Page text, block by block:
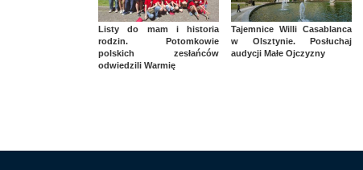
Listy do mam i historia
rodzin. Potomkowie
polskich zesłańców
odwiedzili Warmię
Tajemnice Willi Casablanca
w Olsztynie. Posłuchaj
audycji Małe Ojczyzny